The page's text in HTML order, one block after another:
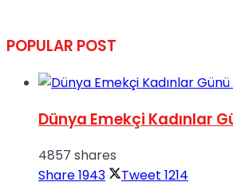
POPULAR POST
Dünya Emekçi Kadınlar
4857 shares
Share1943 Tweet 1214